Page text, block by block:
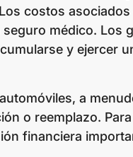
costos
médico. Los
y ejercer
a
o reemplazo.
financiera